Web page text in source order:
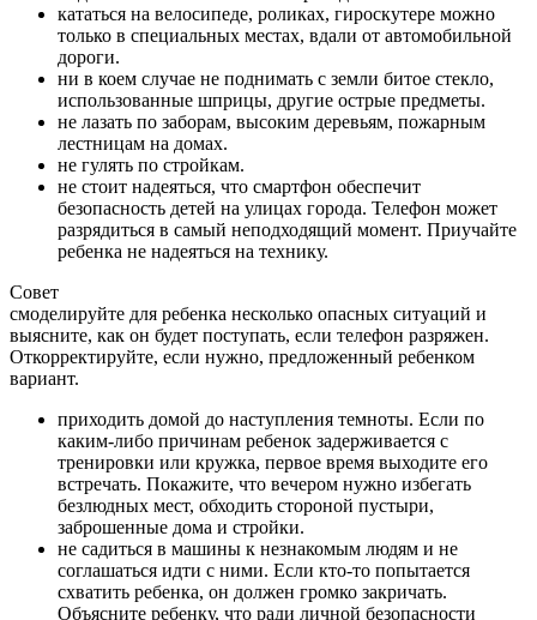
кататься на велосипеде, роликах, гироскутере можно
только в специальных местах, вдали от автомобильной
дороги.
ни в коем случае не поднимать с земли битое стекло,
использованные шприцы, другие острые предметы.
не лазать по заборам, высоким деревьям, пожарным
лестницам на домах.
не гулять по стройкам.
не стоит надеяться, что смартфон обеспечит
безопасность детей на улицах города. Телефон может
разрядиться в самый неподходящий момент. Приучайте
ребенка не надеяться на технику.
Совет
смоделируйте для ребенка несколько опасных ситуаций и
выясните, как он будет поступать, если телефон разряжен.
Откорректируйте, если нужно, предложенный ребенком
вариант.
приходить домой до наступления темноты. Если по
каким-либо причинам ребенок задерживается с
тренировки или кружка, первое время выходите его
встречать. Покажите, что вечером нужно избегать
безлюдных мест, обходить стороной пустыри,
заброшенные дома и стройки.
не садиться в машины к незнакомым людям и не
соглашаться идти с ними. Если кто-то попытается
схватить ребенка, он должен громко закричать.
Объясните ребенку, что ради личной безопасности